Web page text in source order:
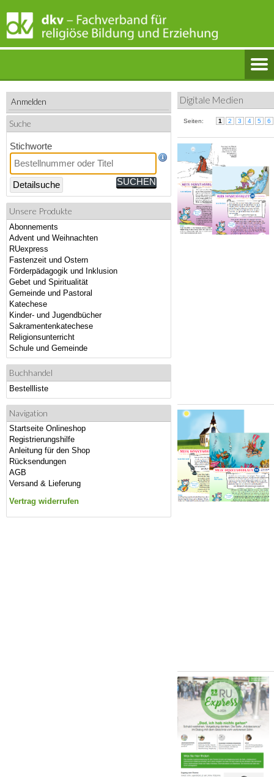
Anmelden
Suche
Stichworte
Detailsuche
Unsere Produkte
Abonnements
Advent und Weihnachten
RUexpress
Fastenzeit und Ostern
Förderpädagogik und Inklusion
Gebet und Spiritualität
Gemeinde und Pastoral
Katechese
Kinder- und Jugendbücher
Sakramentenkatechese
Religionsunterricht
Schule und Gemeinde
Buchhandel
Bestellliste
Navigation
Startseite Onlineshop
Registrierungshilfe
Anleitung für den Shop
Rücksendungen
AGB
Versand & Lieferung
Vertrag widerrufen
Digitale Medien
Seiten: 1 2 3 4 5 6